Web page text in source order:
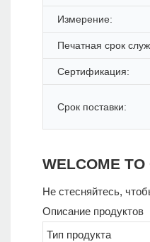
Измерение:
Печатная срок
Сертификация:
Срок поставки:
WELCOME TO
Не стесняйтесь,
Описание продуктов
Тип продукта